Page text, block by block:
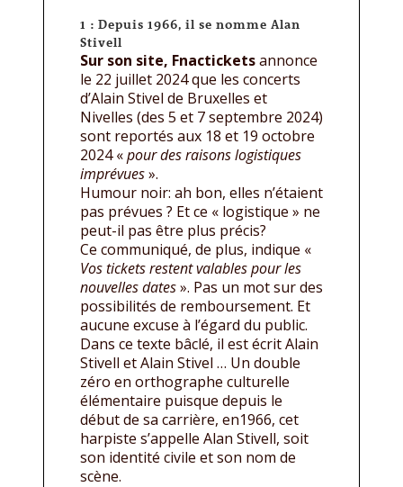
1 : Depuis 1966, il se nomme Alan
Stivell
Sur son site, Fnacticketsannonce
le 22 juillet 2024 que les concerts
d’Alain Stivel de Bruxelles et
Nivelles (des 5 et 7 septembre 2024)
sont reportés aux 18 et 19 octobre
2024 «pour des raisons logistiques
imprévues».
Humour noir: ah bon, elles n’étaient
pas prévues ? Et ce « logistique » ne
peut-il pas être plus précis?
Ce communiqué, de plus, indique «
Vos tickets restent valables pour les
nouvelles dates». Pas un mot sur des
possibilités de remboursement. Et
aucune excuse à l’égard du public.
Dans ce texte bâclé, il est écrit Alain
Stivell et Alain Stivel … Un double
zéro en orthographe culturelle
élémentaire puisque depuis le
début de sa carrière, en1966, cet
harpiste s’appelle Alan Stivell, soit
son identité civile et son nom de
scène.